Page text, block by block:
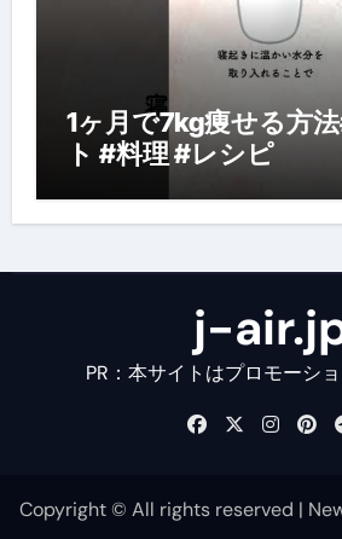
1ヶ月で7kg痩せる方
ト #料理 #レシピ
j-
PR：本サイトはプロモーシ
Copyright © All rights reserved |